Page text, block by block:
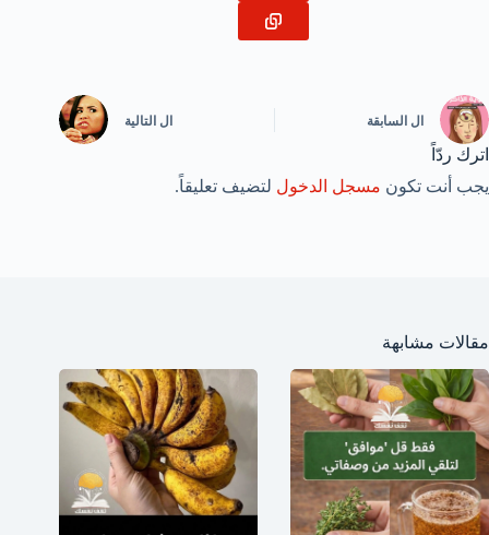
ال السابقة ال التالية
اترك ردّاً
يجب أنت تكون مسجل الدخول لتضيف تعليقاً.
مقالات مشابهة